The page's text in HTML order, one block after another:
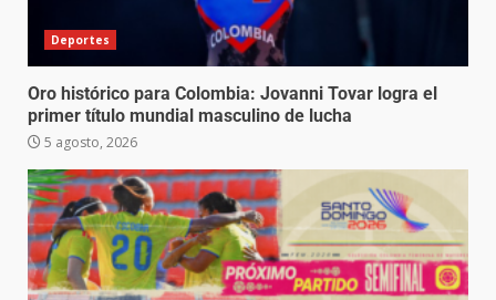
Deportes
Oro histórico para Colombia: Jovanni Tovar logra el
primer título mundial masculino de lucha
5 agosto, 2026